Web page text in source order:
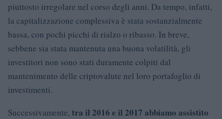
piuttosto irregolare nel corso degli anni. Da tempo, infatti,
la capitalizzazione complessiva è stata sostanzialmente
bassa, con pochi picchi di rialzo o ribasso. In breve,
sebbene sia stata mantenuta una buona volatilità, gli
investitori non sono stati duramente colpiti dal
mantenimento delle criptovalute nel loro portafoglio di
investimenti.
Successivamente, tra il 2016 e il 2017 abbiamo assistito